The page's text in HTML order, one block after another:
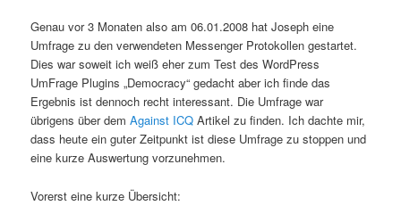
Genau vor 3 Monaten also am 06.01.2008 hat Joseph eine
Umfrage zu den verwendeten Messenger Protokollen gestartet.
Dies war soweit ich weiß eher zum Test des WordPress
UmFrage Plugins „Democracy“ gedacht aber ich finde das
Ergebnis ist dennoch recht interessant. Die Umfrage war
übrigens über demAgainst ICQ Artikel zu finden. Ich dachte mir,
dass heute ein guter Zeitpunkt ist diese Umfrage zu stoppen und
eine kurze Auswertung vorzunehmen.
Vorerst eine kurze Übersicht: